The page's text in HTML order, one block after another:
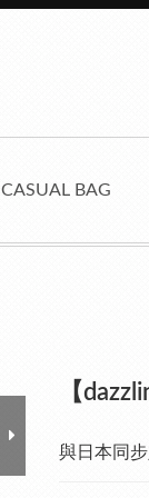
CASUAL BAG
【
與日本同